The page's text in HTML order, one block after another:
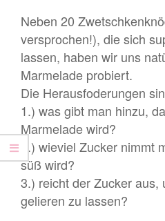
Neben 20
versprochen!), die sich
lassen, haben wir uns
Marmelade probiert.
Die Herausfoderungen
1.) was gibt man hinzu,
Marmelade wird?
2.) wieviel Zucker nimmt
süß wird?
3.) reicht der Zucker aus,
gelieren zu lassen?